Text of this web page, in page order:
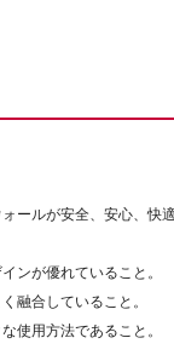
ールが安全、安心、快
ンが優れていること。
融合していること。
使用方法であること。